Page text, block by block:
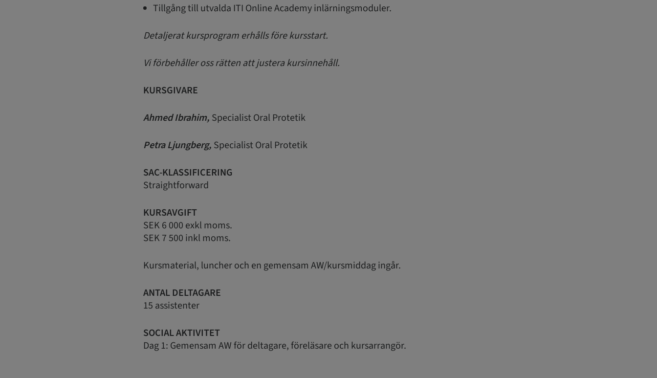
Tillgång till utvalda ITI Online Academy inlärningsmoduler.
Detaljerat kursprogram erhålls före kursstart.
Vi förbehåller oss rätten att justera kursinnehåll.
KURSGIVARE
Ahmed Ibrahim, Specialist Oral Protetik
Petra Ljungberg, Specialist Oral Protetik
SAC-KLASSIFICERING
Straightforward
KURSAVGIFT
SEK 6 000 exkl moms.
SEK 7 500 inkl moms.
Kursmaterial, luncher och en gemensam AW/kursmiddag ingår.
ANTAL DELTAGARE
15 assistenter
SOCIAL AKTIVITET
Dag 1: Gemensam AW för deltagare, föreläsare och kursarrangör.